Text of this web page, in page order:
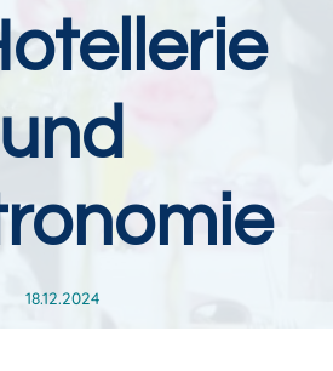
und
18.12.2024